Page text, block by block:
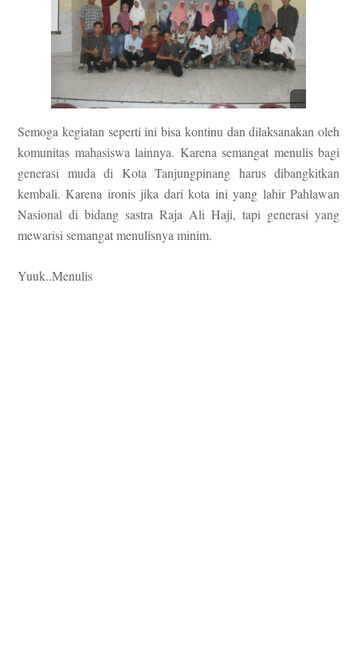
Semoga kegiatan seperti ini bisa kontinu dan dilaksanakan oleh
komunitas mahasiswa lainnya. Karena semangat menulis bagi
generasi muda di Kota Tanjungpinang harus dibangkitkan
kembali. Karena ironis jika dari kota ini yang lahir Pahlawan
Nasional di bidang sastra Raja Ali Haji, tapi generasi yang
mewarisi semangat menulisnya minim.
Yuuk..Menulis